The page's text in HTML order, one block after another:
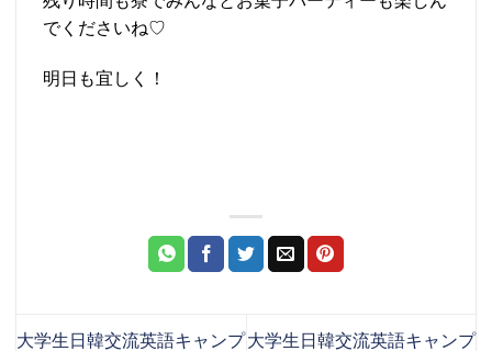
でくださいね♡
明日も宜しく！
大学生日韓交流英語キャンプ大学生日韓交流英語キャンプ